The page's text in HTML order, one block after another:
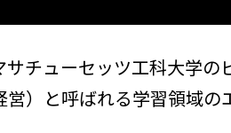
サチューセッツ工科大学の
）と呼ばれる学習領域の